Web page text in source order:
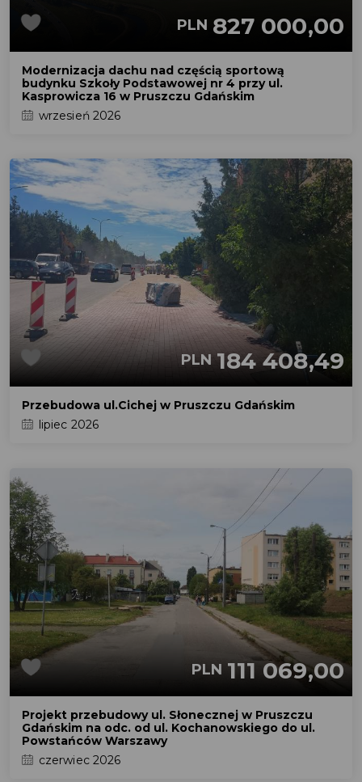
PLN 827 000,00
Modernizacja dachu nad częścią sportową
budynku Szkoły Podstawowej nr 4 przy ul.
Kasprowicza 16 w Pruszczu Gdańskim
wrzesień 2026
PLN184 408,49
Przebudowa ul.Cichej w Pruszczu Gdańskim
lipiec 2026
PLN 111 069,00
Projekt przebudowy ul. Słonecznej w Pruszczu
Gdańskim na odc. od ul. Kochanowskiego do ul.
Powstańców Warszawy
czerwiec 2026